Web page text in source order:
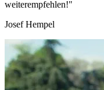
weiterempfehlen!"
Josef Hempel